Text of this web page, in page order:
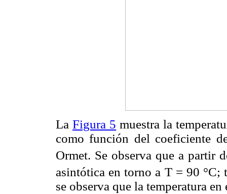
LaFigura 5 muestra la
como función del coeficiente
Ormet. Se observa que a partir
asintótica en torno a T = 90 °C;
se observa que la temperatura